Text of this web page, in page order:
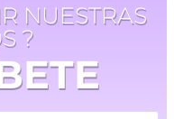
NUESTRAS
?